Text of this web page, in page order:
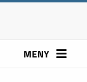
MENY